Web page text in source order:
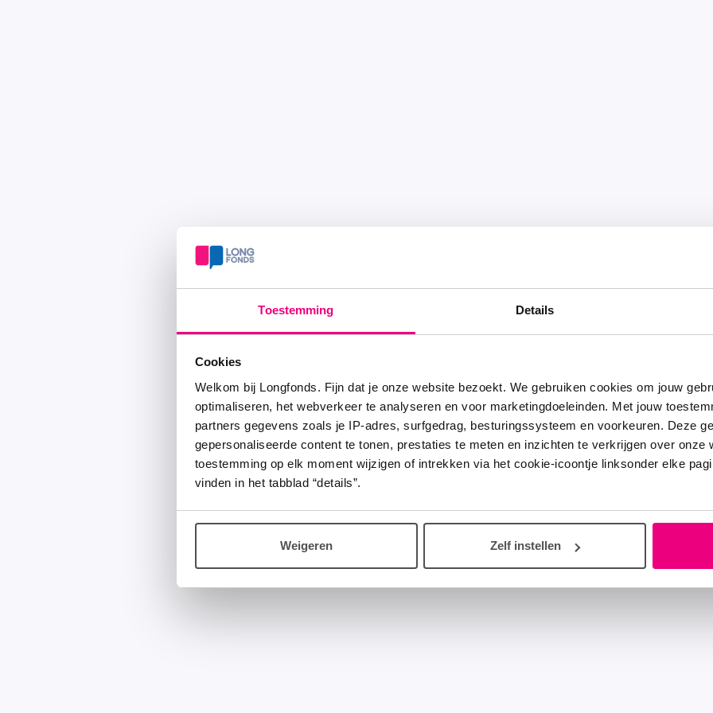
Toestemming Details
Cookies
Welkom bij Longfonds. Fijn dat je onze website bezoekt. We gebruiken cookies om jouw
optimaliseren, het webverkeer te analyseren en voor marketingdoeleinden. Met jouw
partners gegevens zoals je IP-adres, surfgedrag, besturingssysteem en voorkeuren. Deze
gepersonaliseerde content te tonen, prestaties te meten en inzichten te verkrijgen over onze
toestemming op elk moment wijzigen of intrekken via het cookie-icoontje linksonder elke
vinden in het tabblad “details”.
Weigeren Zelf instellen